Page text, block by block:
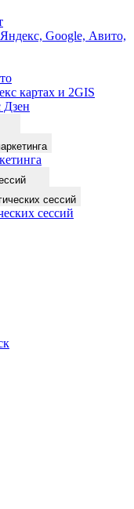
Google, Авито,
картах и 2GIS
сессий
сессий